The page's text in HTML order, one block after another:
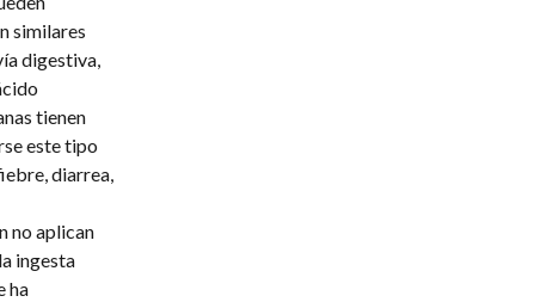
similares
digestiva,
tienen
este tipo
diarrea,
no aplican
ingesta
ha